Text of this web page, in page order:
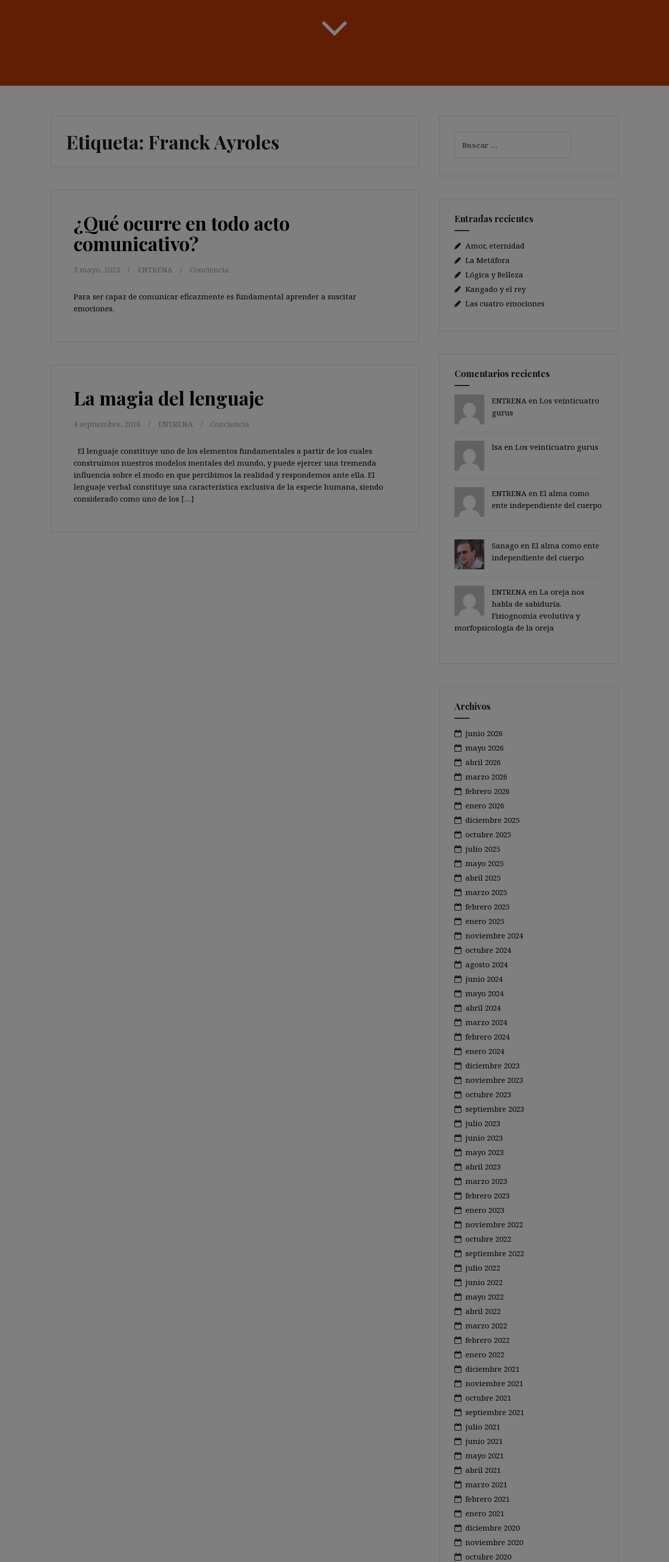
Etiqueta: Franck Ayroles
¿Qué ocurre en todo acto
comunicativo?
3 mayo, 2023 ENTRENA Conciencia
Para ser capaz de comunicar eficazmente es fundamental aprender a suscitar
emociones.
La magia del lenguaje
4 septiembre, 2018 ENTRENA Conciencia
El lenguaje constituye uno de los elementos fundamentales a partir de los cuales
construimos nuestros modelos mentales del mundo, y puede ejercer una tremenda
influencia sobre el modo en que percibimos la realidad y respondemos ante ella. El
lenguaje verbal constituye una característica exclusiva de la especie humana, siendo
considerado como uno de los […]
Entradas recientes
Amor, eternidad
La Metáfora
Lógica y Belleza
Kangado y el rey
Las cuatro emociones
Comentarios recientes
ENTRENA en Los veinticuatro
gurus
Isa en Los veinticuatro gurus
ENTRENA en El alma como
ente independiente del cuerpo
Sanago en El alma como ente
independiente del cuerpo
ENTRENA en La oreja nos
habla de sabiduría.
Fisiognomía evolutiva y
morfopsicología de la oreja
Archivos
junio 2026
mayo 2026
abril 2026
marzo 2026
febrero 2026
enero 2026
diciembre 2025
octubre 2025
julio 2025
mayo 2025
abril 2025
marzo 2025
febrero 2025
enero 2025
noviembre 2024
octubre 2024
agosto 2024
junio 2024
mayo 2024
abril 2024
marzo 2024
febrero 2024
enero 2024
diciembre 2023
noviembre 2023
octubre 2023
septiembre 2023
julio 2023
junio 2023
mayo 2023
abril 2023
marzo 2023
febrero 2023
enero 2023
noviembre 2022
octubre 2022
septiembre 2022
julio 2022
junio 2022
mayo 2022
abril 2022
marzo 2022
febrero 2022
enero 2022
diciembre 2021
noviembre 2021
octubre 2021
septiembre 2021
julio 2021
junio 2021
mayo 2021
abril 2021
marzo 2021
febrero 2021
enero 2021
diciembre 2020
noviembre 2020
octubre 2020